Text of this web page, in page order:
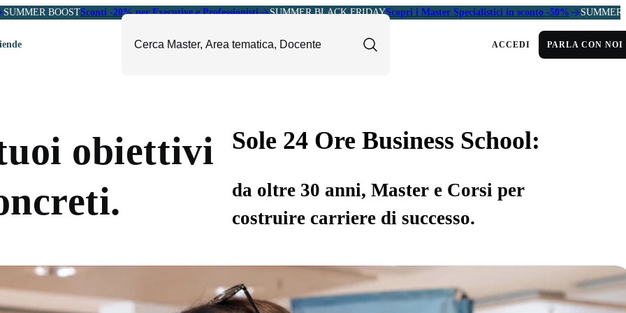
SUMMER BOOSTSconti -20% per Executive e Professionisti SUMMER BLACK FRIDAYScopri i Master Specialistici in sconto -50% SUMMER
e Soft Skills
Sales e Export
e Pharma
Fashion e Luxury
Arte, Cultura e Sport
ACCEDI PARLA CON NOI
obiettivi
Sole 24 Ore Business School:
da oltre 30 anni, Master e Corsi per
costruire carriere di successo.